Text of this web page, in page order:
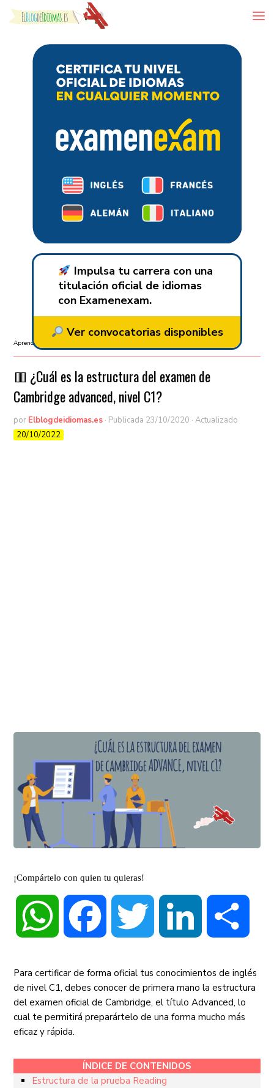
Skip to content
Impulsa tu carrera con una
titulación oficial de idiomas
con Examenexam.
Ver convocatorias disponibles
Aprender inglés
🟥 ¿Cuál es la estructura del examen de
Cambridge advanced, nivel C1?
por Elblogdeidiomas.es · Publicada 23/10/2020 · Actualizado
20/10/2022
¡Compártelo con quien tu quieras!
WhatsApp Facebook Twitter LinkedIn
Para certificar de forma oficial tus conocimientos de inglés
de nivel C1, debes conocer de primera mano la estructura
del examen oficial de Cambridge, el título Advanced, lo
cual te permitirá preparártelo de una forma mucho más
eficaz y rápida.
ÍNDICE DE CONTENIDOS
Estructura de la prueba Reading